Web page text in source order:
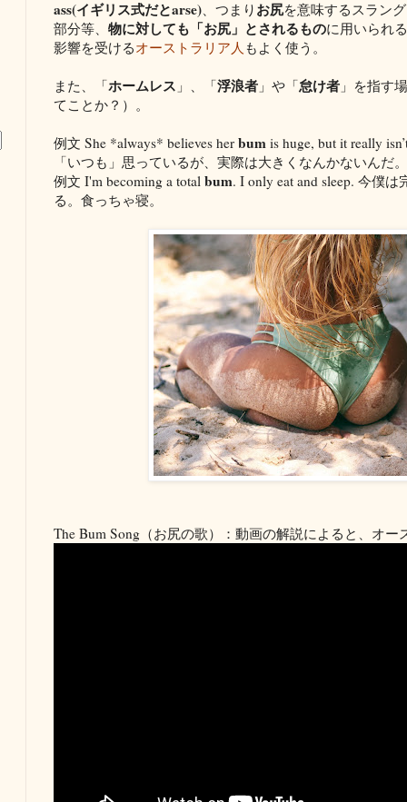
ass(イギリス式だとarse)、つまり お尻を意味するスラン
部分等、 物に対しても「お尻」とされるものに用いられ
影響を受けるオーストラリア人 もよく使う。
また、「ホームレス 」、「浮浪者 」や「怠け者 」を指す
てことか？）。
例文 She *always* believes her bum is huge, but it really
「いつも」思っているが、実際は大きくなんかないんだ。
例文 I'm becoming a total bum. I only eat and sleep. 今僕
る。食っちゃ寝。
The Bum Song（お尻の歌）：動画の解説によると、オ